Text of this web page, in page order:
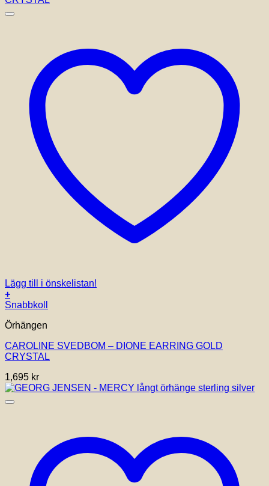
Lägg till i önskelistan!
+
Snabbkoll
Örhängen
CAROLINE SVEDBOM – DIONE EARRING GOLD
CRYSTAL
1,695 kr